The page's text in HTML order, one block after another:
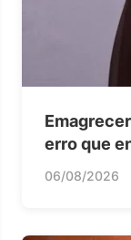
erro que
06/08/2026